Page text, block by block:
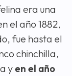
era una
el año 1882,
fue hasta el
chinchilla,
y en el año